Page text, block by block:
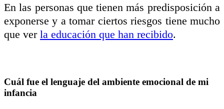
En las personas que tienen más predisposición a
exponerse y a tomar ciertos riesgos tiene mucho
que ver la educación que han recibido.
Cuál fue el lenguaje del ambiente emocional de mi
infancia